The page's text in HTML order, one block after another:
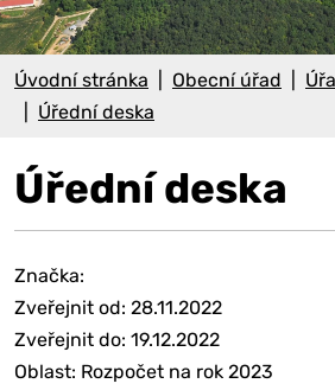
Úvodní stránka Obecní úřad
Úřední deska
Úřední deska
Značka:
Zveřejnit od: 28.11.2022
Zveřejnit do: 19.12.2022
Oblast: Rozpočet na rok 2023